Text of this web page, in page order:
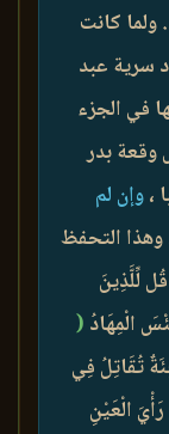
كانت
سرية عبد
في الجزء
وقعة بدر
،وإن لم
التحفظ
لِّلَّذِينَ
الْمِهَادُ (
تُقَاتِلُ فِي
الْعَيْنِ